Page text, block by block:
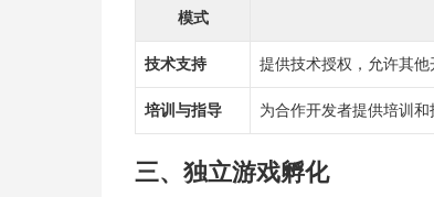
模式
技术支持 提供技术授权，允许其
培训与指导 为合作开发者提供培训
三、独立游戏孵化